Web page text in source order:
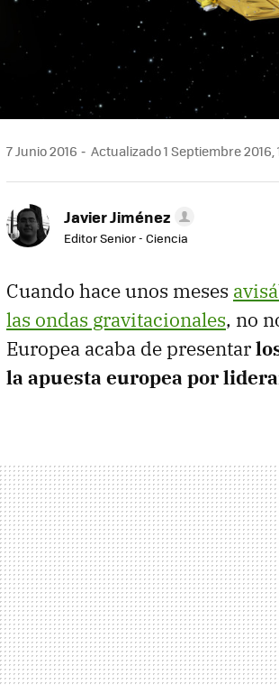
7 Junio 2016 Actualizado 1 Septiembre 2016,
Javier Jiménez
Editor Senior - Ciencia
Cuando hace unos meses
las ondas gravitacionales, no
Europea acaba de presentar
la apuesta europea por